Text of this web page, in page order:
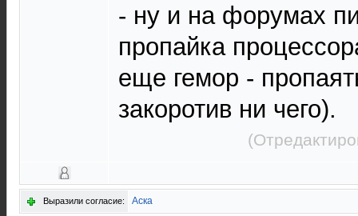
- ну и на форумах
пропайка
еще гемор -
закоротив ни чего).
Выразили согласие: Аска